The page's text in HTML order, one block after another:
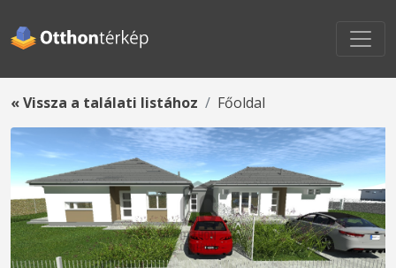
« Vissza a találati listához Főoldal